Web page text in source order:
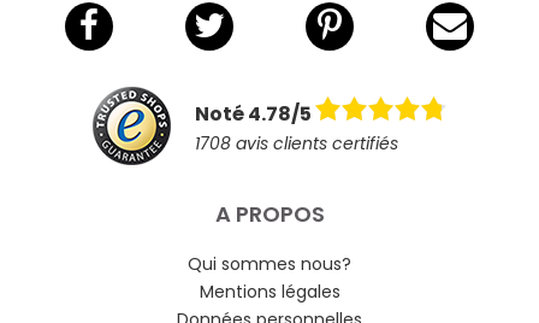
Noté 4.78/5
1708 avis clients certifiés
A PROPOS
Qui sommes nous?
Mentions légales